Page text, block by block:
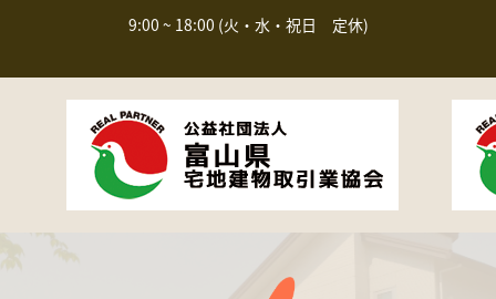
9:00 ~ 18:00 (火・水・祝日 定休)